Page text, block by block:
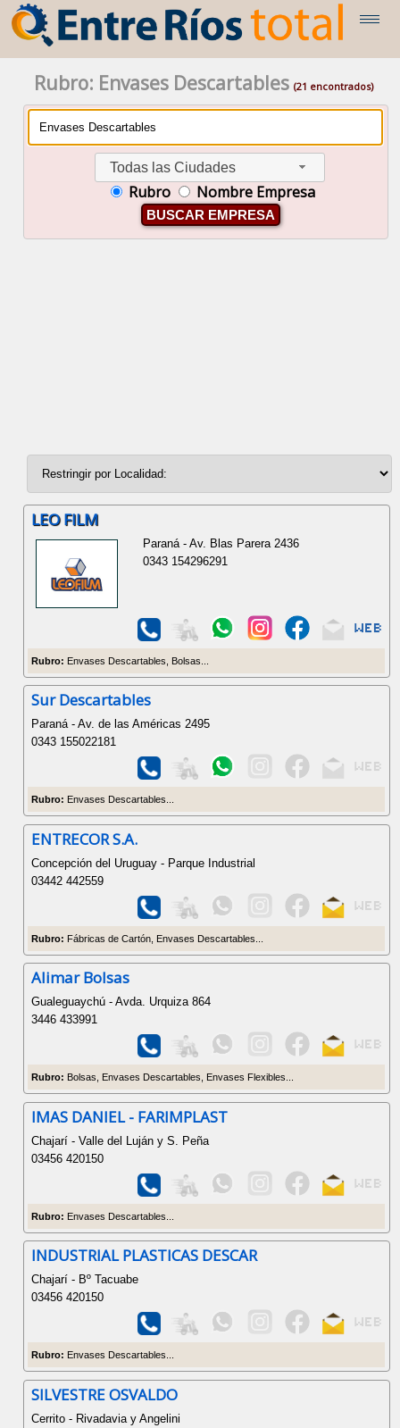
Rubro: Envases Descartables(21 encontrados)
Todas las Ciudades
Rubro Nombre Empresa
BUSCAR EMPRESA
LEO FILM
Paraná - Av. Blas Parera 2436
0343 154296291
Rubro: Envases Descartables, Bolsas...
Sur Descartables
Paraná - Av. de las Américas 2495
0343 155022181
Rubro: Envases Descartables...
ENTRECOR S.A.
Concepción del Uruguay - Parque Industrial
03442 442559
Rubro: Fábricas de Cartón, Envases Descartables...
Alimar Bolsas
Gualeguaychú - Avda. Urquiza 864
3446 433991
Rubro: Bolsas, Envases Descartables, Envases Flexibles...
IMAS DANIEL - FARIMPLAST
Chajarí - Valle del Luján y S. Peña
03456 420150
Rubro: Envases Descartables...
INDUSTRIAL PLASTICAS DESCAR
Chajarí - Bº Tacuabe
03456 420150
Rubro: Envases Descartables...
SILVESTRE OSVALDO
Cerrito - Rivadavia y Angelini